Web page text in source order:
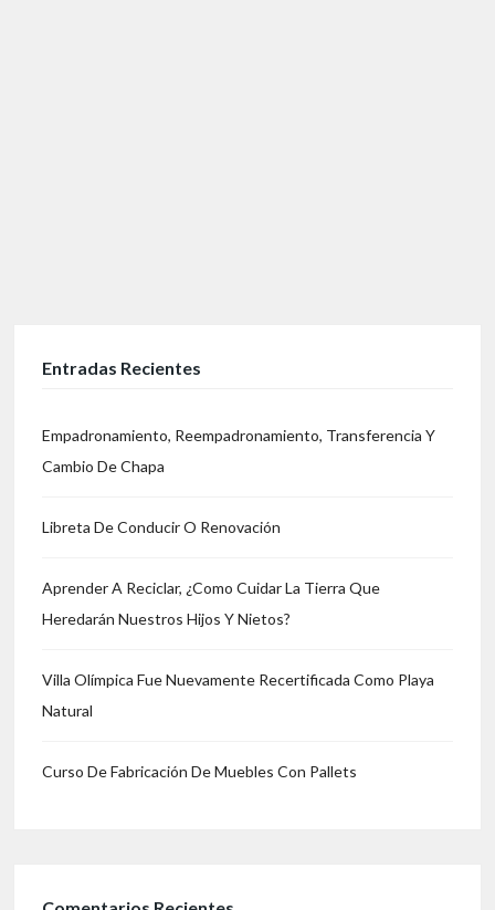
Entradas Recientes
Empadronamiento, Reempadronamiento, Transferencia Y
Cambio De Chapa
Libreta De Conducir O Renovación
Aprender A Reciclar, ¿Como Cuidar La Tierra Que
Heredarán Nuestros Hijos Y Nietos?
Villa Olímpica Fue Nuevamente Recertificada Como Playa
Natural
Curso De Fabricación De Muebles Con Pallets